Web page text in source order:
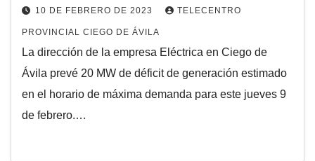
10 DE FEBRERO DE 2023 TELECENTRO
PROVINCIAL CIEGO DE ÁVILA
La dirección de la empresa Eléctrica en Ciego de
Ávila prevé 20 MW de déficit de generación estimado
en el horario de máxima demanda para este jueves 9
de febrero.…